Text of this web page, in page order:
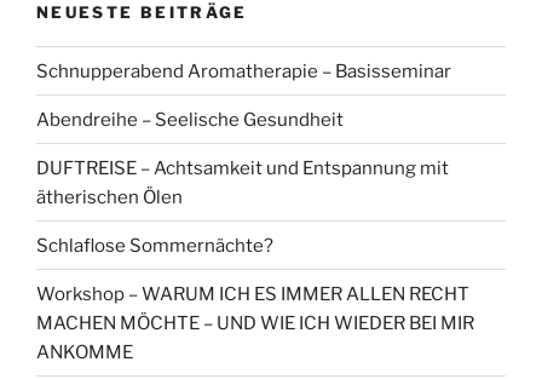
NEUESTE BEITRÄGE
Schnupperabend Aromatherapie – Basisseminar
Abendreihe – Seelische Gesundheit
DUFTREISE – Achtsamkeit und Entspannung mit
ätherischen Ölen
Schlaflose Sommernächte?
Workshop – WARUM ICH ES IMMER ALLEN RECHT
MACHEN MÖCHTE – UND WIE ICH WIEDER BEI MIR
ANKOMME